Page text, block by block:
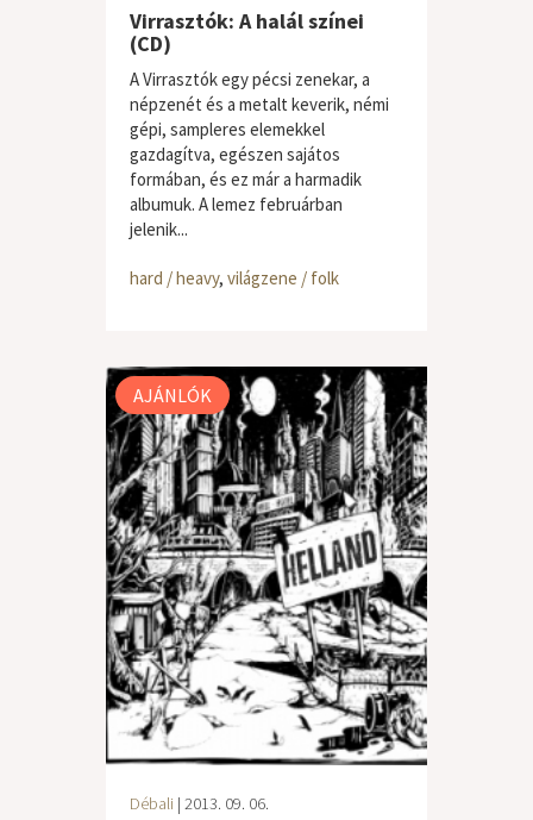
Virrasztók: A halál színei
(CD)
A Virrasztók egy pécsi zenekar, a
népzenét és a metalt keverik, némi
gépi, sampleres elemekkel
gazdagítva, egészen sajátos
formában, és ez már a harmadik
albumuk. A lemez februárban
jelenik...
hard / heavy, világzene / folk
AJÁNLÓK
Débali | 2013. 09. 06.